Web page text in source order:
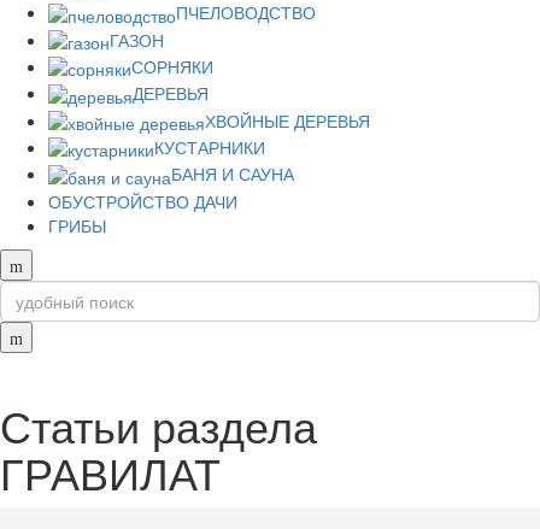
ПЧЕЛОВОДСТВО
ГАЗОН
СОРНЯКИ
ДЕРЕВЬЯ
ХВОЙНЫЕ ДЕРЕВЬЯ
КУСТАРНИКИ
БАНЯ И САУНА
ОБУСТРОЙСТВО ДАЧИ
ГРИБЫ
Статьи раздела
ГРАВИЛАТ